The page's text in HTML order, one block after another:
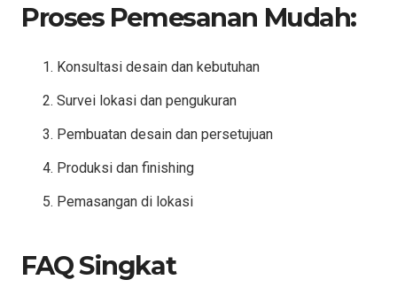
Proses Pemesanan Mudah:
Konsultasi desain dan kebutuhan
Survei lokasi dan pengukuran
Pembuatan desain dan persetujuan
Produksi dan finishing
Pemasangan di lokasi
FAQ Singkat